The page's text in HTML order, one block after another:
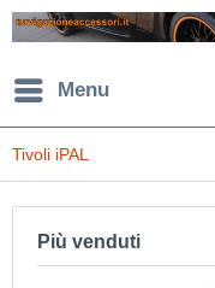
Menu
Tivoli iPAL
Più venduti